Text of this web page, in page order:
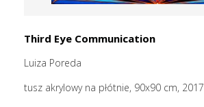
Third Eye Communication
Luiza Poreda
tusz akrylowy na płótnie, 90x90 cm, 2017